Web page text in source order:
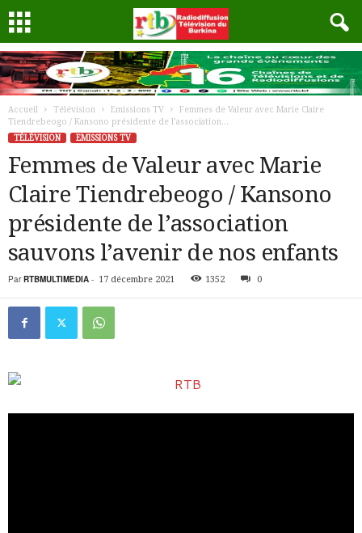
Accueil Télévision Emissions TV
Femmes de Valeur avec Marie Claire
Tiendrebeogo / Kansono présidente de l’association...
TÉLÉVISION
EMISSIONS TV
Femmes de Valeur avec Marie
Claire Tiendrebeogo / Kansono
présidente de l’association
sauvons l’avenir de nos enfants
Par RTBMULTIMEDIA - 17 décembre 2021 1352 0